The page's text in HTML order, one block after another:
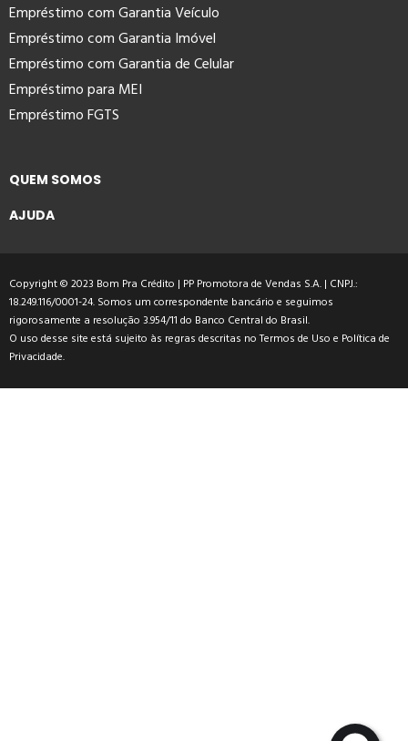
Empréstimo com Garantia Veículo
Empréstimo com Garantia Imóvel
Empréstimo com Garantia de Celular
Empréstimo para MEI
Empréstimo FGTS
QUEM SOMOS
AJUDA
Copyright © 2023 Bom Pra Crédito | PP Promotora de Vendas S.A. | CNPJ.:
18.249.116/0001-24. Somos um correspondente bancário e seguimos
rigorosamente a resolução 3.954/11 do Banco Central do Brasil.
O uso desse site está sujeito às regras descritas noTermos de Uso e Política de
Privacidade.